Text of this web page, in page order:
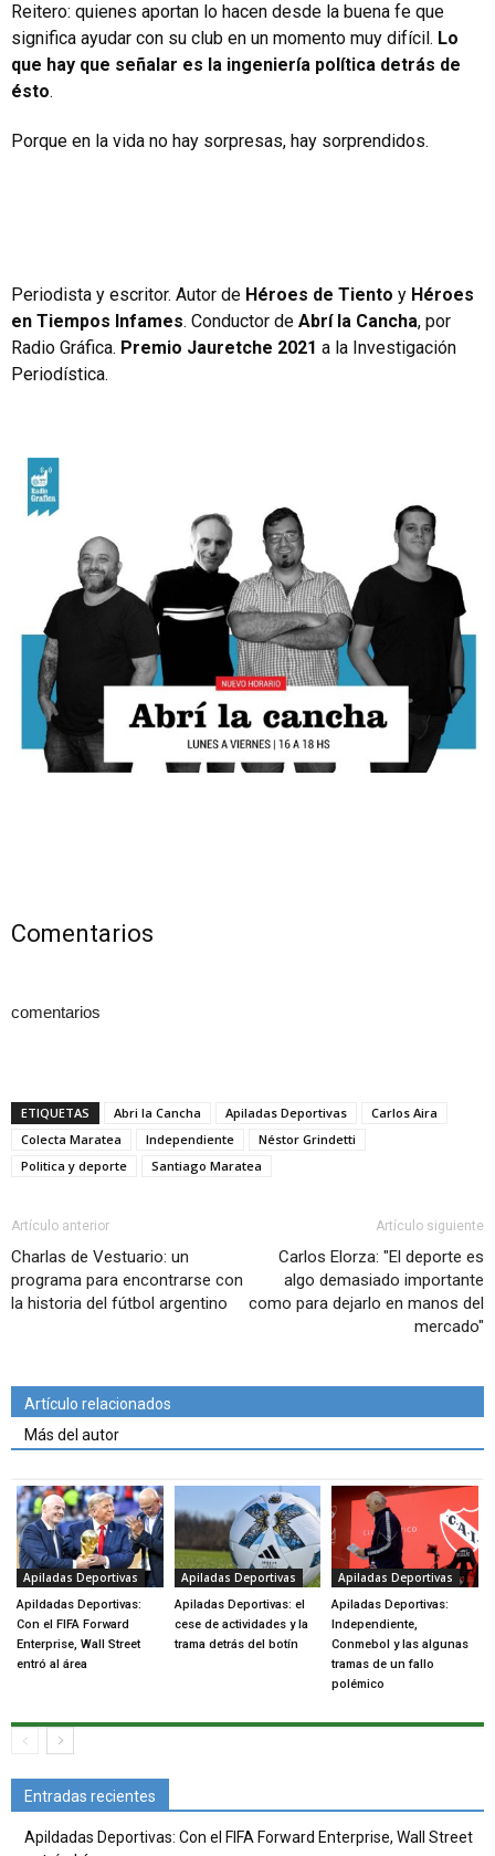
Reitero: quienes aportan lo hacen desde la buena fe que
significa ayudar con su club en un momento muy difícil. Lo
que hay que señalar es la ingeniería política detrás de
ésto.
Porque en la vida no hay sorpresas, hay sorprendidos.
Periodista y escritor. Autor de Héroes de Tiento y Héroes
en Tiempos Infames. Conductor de Abrí la Cancha, por
Radio Gráfica. Premio Jauretche 2021 a la Investigación
Periodística.
Comentarios
comentarios
ETIQUETAS Abri la Cancha Apiladas Deportivas
Carlos Aira
Colecta Maratea
Independiente
Néstor Grindetti
Politica y deporte
Santiago Maratea
Artículo anterior
Charlas de Vestuario: un
programa para encontrarse con
la historia del fútbol argentino
Artículo siguiente
Carlos Elorza: "El deporte es
algo demasiado importante
como para dejarlo en manos del
mercado"
Artículo relacionados
Más del autor
Apiladas Deportivas
Apildadas Deportivas:
Con el FIFA Forward
Enterprise, Wall Street
entró al área
Apiladas Deportivas
Apiladas Deportivas: el
cese de actividades y la
trama detrás del botín
Apiladas Deportivas
Apiladas Deportivas:
Independiente,
Conmebol y las algunas
tramas de un fallo
polémico
Entradas recientes
Apildadas Deportivas: Con el FIFA Forward Enterprise, Wall Street